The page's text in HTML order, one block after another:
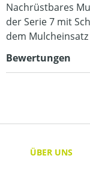
Nachrüstbares
der Serie 7 mit
dem
Bewertungen
ÜBER UNS